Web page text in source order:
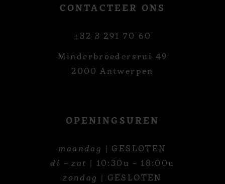
CONTACTEER ONS
+32 3 291 70 60
Minderbroedersrui 49
2000 Antwerpen
OPENINGSUREN
maandag | GESLOTEN
di - zat | 10:30u - 18:00u
zondag | GESLOTEN